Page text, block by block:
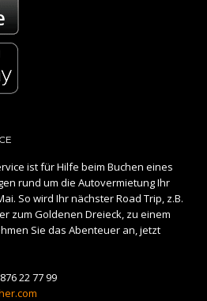
ist für Hilfe beim Buchen eines
rund um die Autovermietung Ihr
So wird Ihr nächster Road Trip, z.B.
zum Goldenen Dreieck, zu einem
Sie das Abenteuer an, jetzt
22 77 99